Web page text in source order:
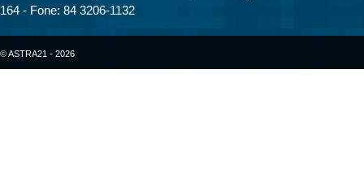
164 - Fone: 84 3206-1132
© ASTRA21 - 2026